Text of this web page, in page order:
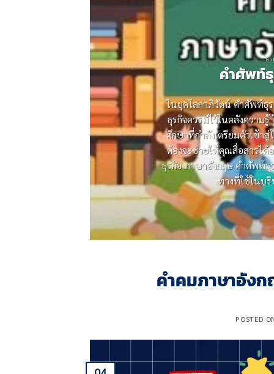
ค
คําศัพท์
ในยุคโลกาภิวัตน์ คําศัพท์ธุ
ธุรกิจควรมีไว้ในคลังควา
ศึกษาที่กําลังเตรียมตัวเข้า
ต้องจะช่วยให้คุณสื่อสารไ
ธุรกิจ ภาษาอังกฤษ คําศัพท์
ทางที่ใช้ในบริ
คําคมภาษาอังก
POSTED